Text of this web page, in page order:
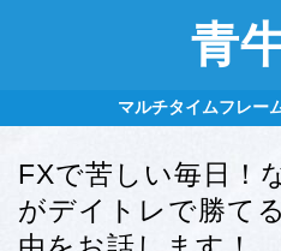
青
マルチタイムフレー
FXで苦しい毎日！
がデイトレで勝て